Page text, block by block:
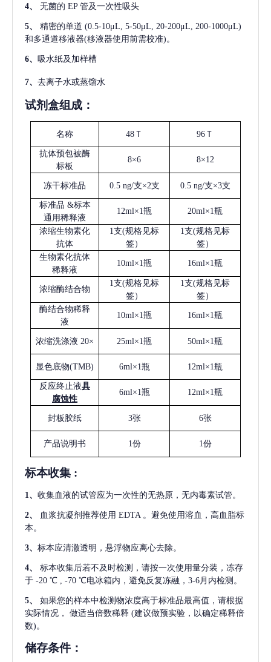
4、 无菌的 EP 管及一次性吸头
5、 精密的单道 (0.5-10μL, 5-50μL, 20-200μL, 200-1000μL)
和多通道移液器(移液器使用前需校准)。
6、 吸水纸及加样槽
7、 去离子水或蒸馏水
试剂盒组成：
名称 48Ｔ 96Ｔ
抗体预包被酶
标板
8×6 8×12
冻干标准品 0.5 ng/支×2支 0.5 ng/支×3支
标准品 &标本
通用稀释液
12ml×1瓶 20ml×1瓶
浓缩生物素化
抗体
1支(规格见标
签）
1支(规格见标
签）
生物素化抗体
稀释液
10ml×1瓶 16ml×1瓶
浓缩酶结合物
1支(规格见标
签）
1支(规格见标
签）
酶结合物稀释
液
10ml×1瓶 16ml×1瓶
浓缩洗涤液 20× 25ml×1瓶 50ml×1瓶
显色底物(TMB) 6ml×1瓶 12ml×1瓶
反应终止液具
腐蚀性
6ml×1瓶 12ml×1瓶
封板胶纸 3张 6张
产品说明书 1份 1份
标本收集 :
1、 收集血液的试管应为一次性的无热原，无内毒素试管。
2、 血浆抗凝剂推荐使用 EDTA 。避免使用溶血，高血脂标
本。
3、 标本应清澈透明，悬浮物应离心去除。
4、
标本收集后若不及时检测，请按一次使用量分装，冻存
于 -20 ℃ , -70 ℃电冰箱内，避免反复冻融，3-6月内检测。
5、
如果您的样本中检测物浓度高于标准品最高值，请根据
实际情况，
做适当倍数稀释 (建议做预实验，以确定稀释倍
数)。
储存条件：